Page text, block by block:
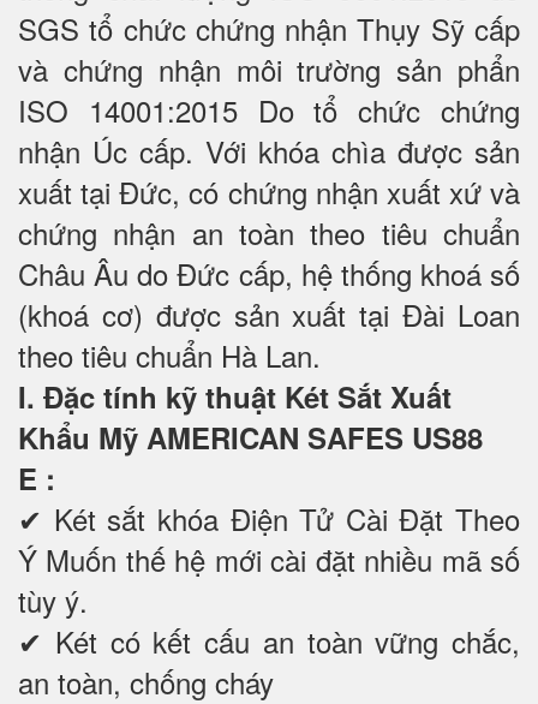
SGS tổ chức chứng nhận Thụy Sỹ cấp
và chứng nhận môi trường sản phẩn
ISO 14001:2015 Do tổ chức chứng
nhận Úc cấp. Với khóa chìa được sản
xuất tại Đức, có chứng nhận xuất xứ và
chứng nhận an toàn theo tiêu chuẩn
Châu Âu do Đức cấp, hệ thống khoá số
(khoá cơ) được sản xuất tại Đài Loan
theo tiêu chuẩn Hà Lan.
I. Đặc tính kỹ thuật Két Sắt Xuất
Khẩu Mỹ AMERICAN SAFES US88
E :
✔ Két sắt khóa Điện Tử Cài Đặt Theo
Ý Muốn thế hệ mới cài đặt nhiều mã số
tùy ý.
✔ Két có kết cấu an toàn vững chắc,
an toàn, chống cháy